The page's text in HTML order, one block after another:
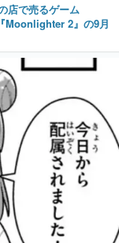
店で売るゲーム
Moonlighter 2』の9月